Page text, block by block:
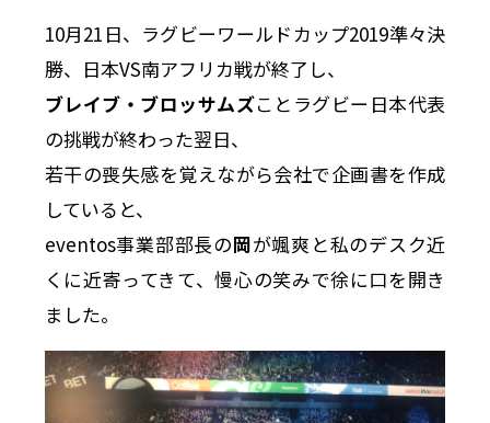
10月21日、ラグビーワールドカップ2019準々決
勝、日本VS南アフリカ戦が終了し、
ブレイブ・ブロッサムズことラグビー日本代表
の挑戦が終わった翌日、
若干の喪失感を覚えながら会社で企画書を作成
していると、
eventos事業部部長の岡が颯爽と私のデスク近
くに近寄ってきて、慢心の笑みで徐に口を開き
ました。